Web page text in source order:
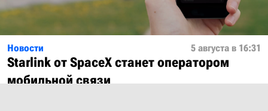
Новости 5 августа в 16:31
Starlink от SpaceX станет оператором
мобильной связи